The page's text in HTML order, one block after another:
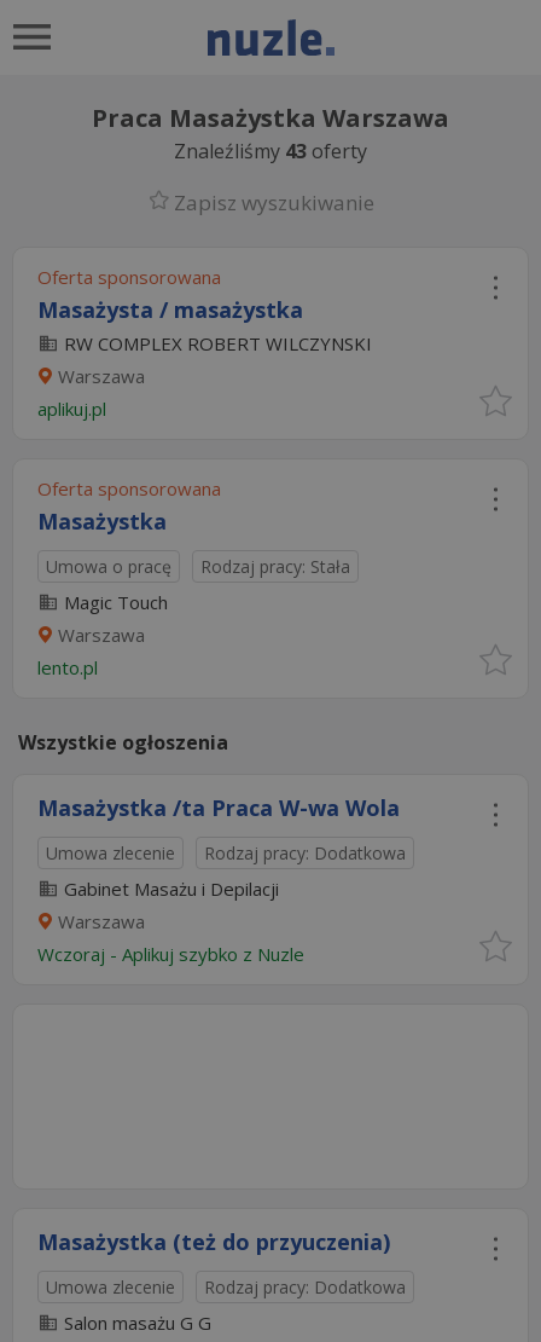
Praca Masażystka Warszawa
Znaleźliśmy 43 oferty
Zapisz wyszukiwanie
Oferta sponsorowana
Masażysta / masażystka
RW COMPLEX ROBERT WILCZYNSKI
Warszawa
aplikuj.pl
Oferta sponsorowana
Masażystka
Umowa o pracę Rodzaj pracy: Stała
Magic Touch
Warszawa
lento.pl
Wszystkie ogłoszenia
Masażystka /ta Praca W-wa Wola
Umowa zlecenie Rodzaj pracy: Dodatkowa
Gabinet Masażu i Depilacji
Warszawa
Wczoraj - Aplikuj szybko z Nuzle
Masażystka (też do przyuczenia)
Umowa zlecenie Rodzaj pracy: Dodatkowa
Salon masażu G G